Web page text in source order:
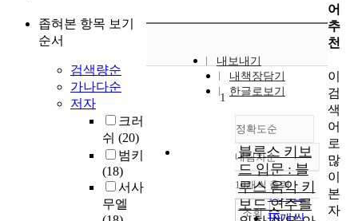
좁혀본 항목 보기
순서
검색량순
가나다순
저자
크러
쉬 (20)
범키
(18)
서사
무엘
내보내기
내책장담기
한글로보기
정확도순
정확도
순
인기도
순
내림차순
내림차순
10개씩 출력
조회
1
블루스 키보
드 입문 : 블
루스 음악 키
보드 연주를
어
추
천
이
검
색
어
로
많
이
본
자